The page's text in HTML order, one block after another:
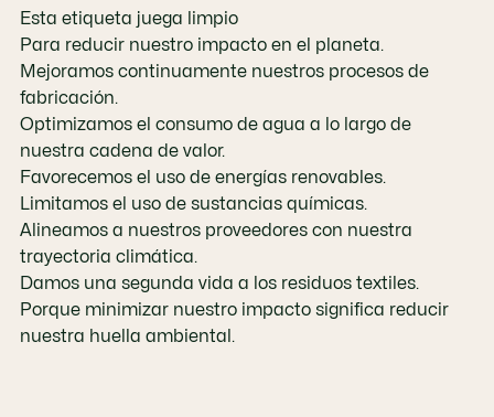
Esta etiqueta juega limpio
Para reducir nuestro impacto en el planeta.
Mejoramos continuamente nuestros procesos de
fabricación.
Optimizamos el consumo de agua a lo largo de
nuestra cadena de valor.
Favorecemos el uso de energías renovables.
Limitamos el uso de sustancias químicas.
Alineamos a nuestros proveedores con nuestra
trayectoria climática.
Damos una segunda vida a los residuos textiles.
Porque minimizar nuestro impacto significa reducir
nuestra huella ambiental.